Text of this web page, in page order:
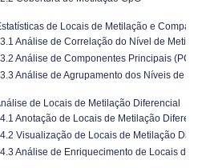
de Locais de Metilação e
3.1 Análise de Correlação do Nível de
3.2 Análise de Componentes Principais
3.3 Análise de Agrupamento dos Níveis de
de Locais de Metilação Diferencial
4.1 Anotação de Locais de Metilação
4.2 Visualização de Locais de Metilação
4.3 Análise de Enriquecimento de Locais de